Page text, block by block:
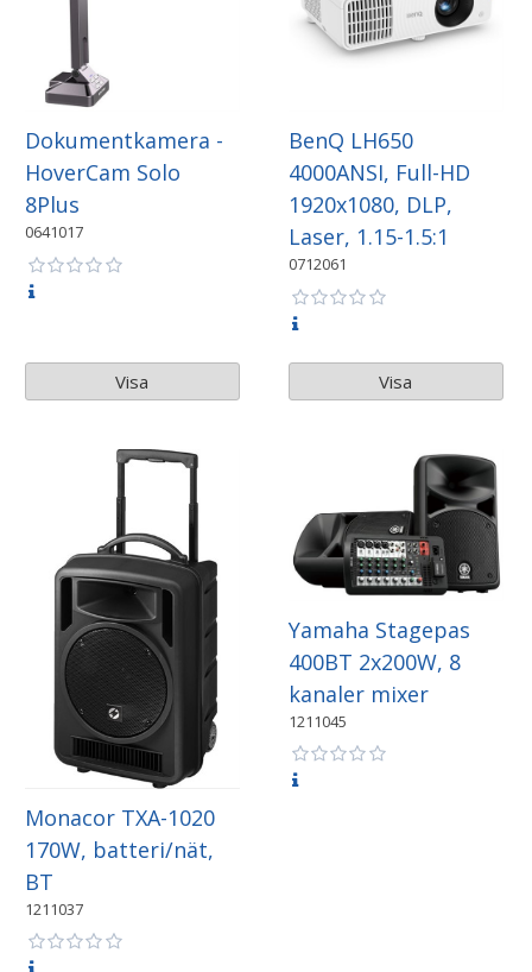
Dokumentkamera -
HoverCam Solo
8Plus
0641017
Visa
BenQ LH650
4000ANSI, Full-HD
1920x1080, DLP,
Laser, 1.15-1.5:1
0712061
Visa
Monacor TXA-1020
170W, batteri/nät,
BT
1211037
Yamaha Stagepas
400BT 2x200W, 8
kanaler mixer
1211045